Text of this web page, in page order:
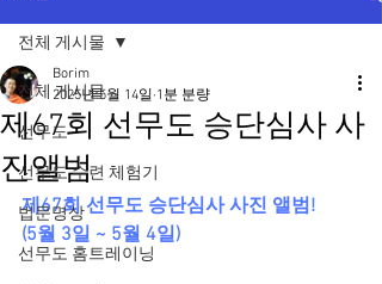
전체 게시물
선무도
선무도 수련 체험기
법문명상
선무도 홈트레이닝
전체 게시물
제67회 선무도 승단심사 사
진앨범
Borim
2025년 5월 14일 1분 분량
제67회 선무도 승단심사 사진 앨범!
(5월 3일 ~ 5월 4일)